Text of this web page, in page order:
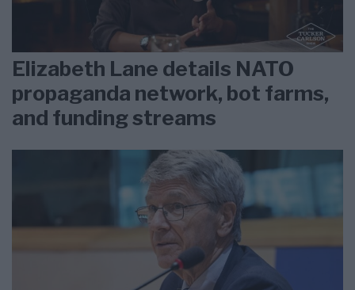
Elizabeth Lane details NATO
propaganda network, bot farms,
and funding streams